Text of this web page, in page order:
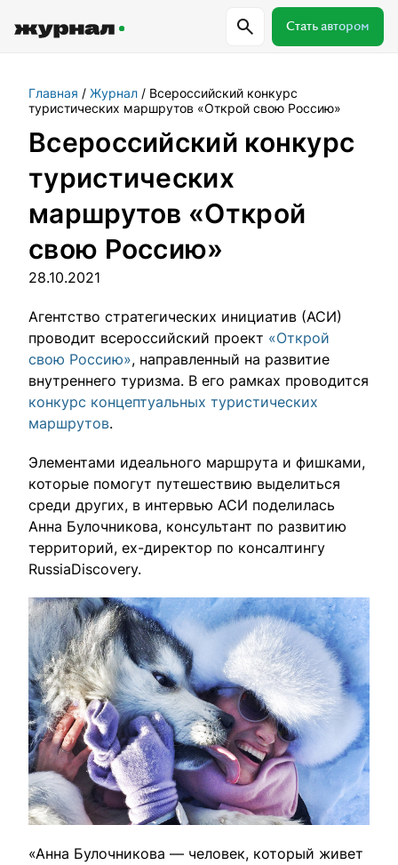
Стать автором
Самое важное Куда поехать
Журнал RussiaDiscovery
Пишем о России, чтобы родная земля
Авторы Скоро
Сотрудничаем с мастерами слова,
влюбленными в путешествия.
Выбрать тур
Главная Журнал
Всероссийский конкурс
туристических маршрутов «Открой свою Россию»
Всероссийский конкурс
туристических
маршрутов «Открой
свою Россию»
28.10.2021
Агентство стратегических инициатив (АСИ)
проводит всероссийский проект «Открой
свою Россию», направленный на развитие
внутреннего туризма. В его рамках проводится
конкурс концептуальных туристических
маршрутов.
Элементами идеального маршрута и фишками,
которые помогут путешествию выделиться
среди других, в интервью АСИ поделилась
Анна Булочникова, консультант по развитию
территорий, ex-директор по консалтингу
RussiaDiscovery.
«Анна Булочникова — человек, который живет